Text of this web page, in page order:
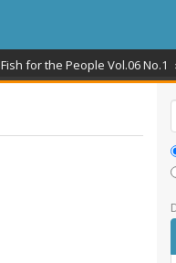
Fish for the People Vol.06 No.1